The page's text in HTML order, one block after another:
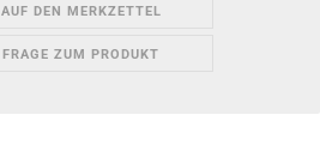
AUF DEN MERKZETTEL
FRAGE ZUM PRODUKT